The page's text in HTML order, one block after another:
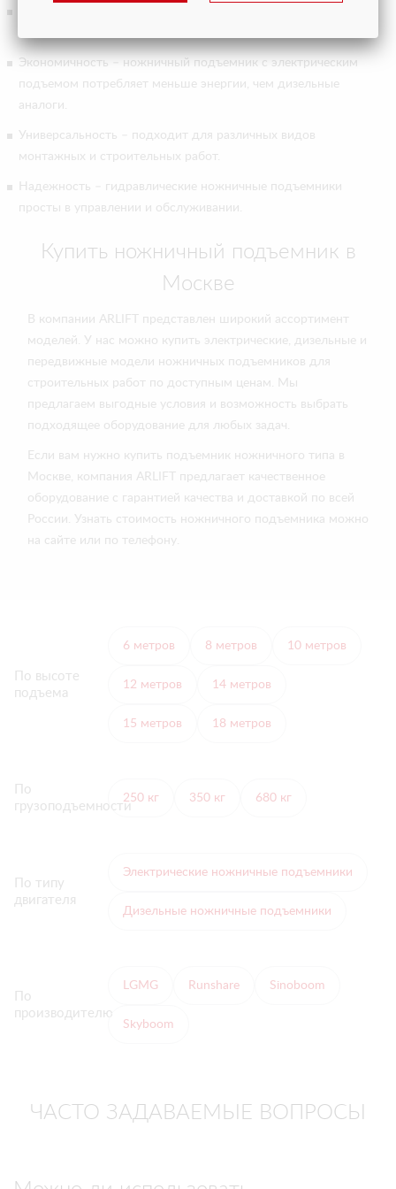
Экономичность – ножничный подъемник с электрическим
подъемом потребляет меньше энергии, чем дизельные
аналоги.
Универсальность – подходит для различных видов
монтажных и строительных работ.
Надежность – гидравлические ножничные подъемники
просты в управлении и обслуживании.
Купить ножничный подъемник в
Москве
В компании ARLIFT представлен широкий ассортимент
моделей. У нас можно купить электрические, дизельные и
передвижные модели ножничных подъемников для
строительных работ по доступным ценам. Мы
предлагаем выгодные условия и возможность выбрать
подходящее оборудование для любых задач.
Если вам нужно купить подъемник ножничного типа в
Москве, компания ARLIFT предлагает качественное
оборудование с гарантией качества и доставкой по всей
России. Узнать стоимость ножничного подъемника можно
на сайте или по телефону.
По высоте
подъема
6 метров 8 метров 10 метров
12 метров 14 метров
15 метров 18 метров
По
грузоподъемности
250 кг 350 кг 680 кг
По типу
двигателя
Электрические ножничные подъемники
Дизельные ножничные подъемники
По
производителю
LGMG Runshare Sinoboom
Skyboom
ЧАСТО ЗАДАВАЕМЫЕ ВОПРОСЫ